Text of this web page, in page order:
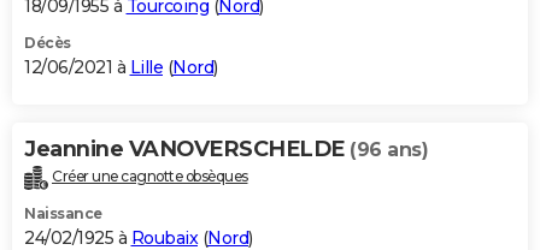
18/09/1955 à Tourcoing (Nord)
Décès
12/06/2021 à Lille (Nord)
Jeannine VANOVERSCHELDE (96 ans)
Créer une cagnotte obsèques
Naissance
24/02/1925 à Roubaix(Nord)